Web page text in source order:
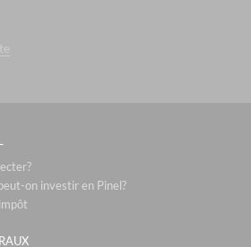
on investir en Pinel?